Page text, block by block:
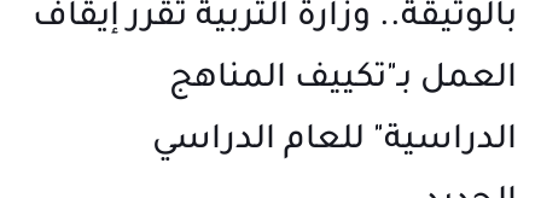
بالوثيقة.. وزارة التربية تقرر إيقاف
العمل بـ"تكييف المناهج
الدراسية" للعام الدراسي